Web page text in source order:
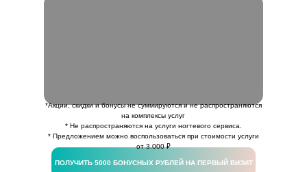
ПОЛУЧИТЬ 5000 БОНУСНЫХ РУБЛЕЙ НА ПЕРВЫЙ ВИЗИТ
*Акции, скидки и бонусы не суммируются и не распространяются
на комплексы услуг
* Не распространяются на услуги ногтевого сервиса.
* Предложением можно воспользоваться при стоимости услуги
от 3.000 ₽